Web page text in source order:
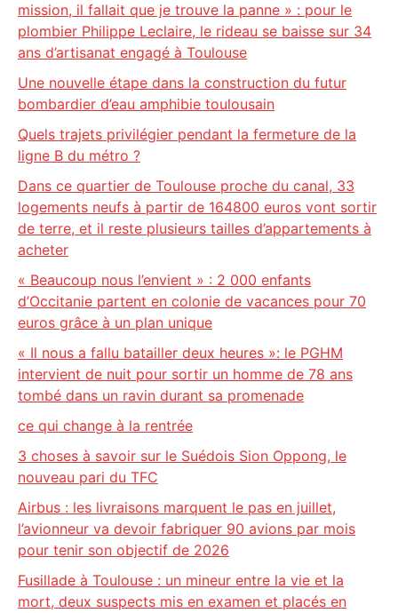
mission, il fallait que je trouve la panne » : pour le
plombier Philippe Leclaire, le rideau se baisse sur 34
ans d’artisanat engagé à Toulouse
Une nouvelle étape dans la construction du futur
bombardier d’eau amphibie toulousain
Quels trajets privilégier pendant la fermeture de la
ligne B du métro ?
Dans ce quartier de Toulouse proche du canal, 33
logements neufs à partir de 164800 euros vont sortir
de terre, et il reste plusieurs tailles d’appartements à
acheter
« Beaucoup nous l’envient » : 2 000 enfants
d’Occitanie partent en colonie de vacances pour 70
euros grâce à un plan unique
« Il nous a fallu batailler deux heures »: le PGHM
intervient de nuit pour sortir un homme de 78 ans
tombé dans un ravin durant sa promenade
ce qui change à la rentrée
3 choses à savoir sur le Suédois Sion Oppong, le
nouveau pari du TFC
Airbus : les livraisons marquent le pas en juillet,
l’avionneur va devoir fabriquer 90 avions par mois
pour tenir son objectif de 2026
Fusillade à Toulouse : un mineur entre la vie et la
mort, deux suspects mis en examen et placés en